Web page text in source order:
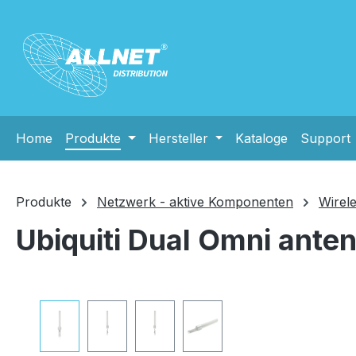
Home Produkte Hersteller Kataloge Support
Produkte Netzwerk - aktive Komponenten
Ubiquiti Dual Omni
Bildergalerie überspringen